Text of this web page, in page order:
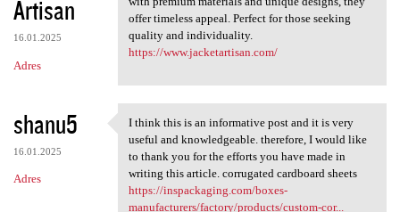
Artisan
16.01.2025
Adres
offer timeless appeal. Perfect for those seeking
quality and individuality.
https://www.jacketartisan.com/
shanu5
16.01.2025
Adres
I think this is an
I think this is an informative post and it is very
useful and knowledgeable. therefore, I would like
to thank you for the efforts you have made in
writing this article. corrugated cardboard sheets
https://inspackaging.com/boxes-
manufacturers/factory/products/custom-cor...